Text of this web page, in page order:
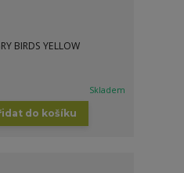
BIRDS YELLOW
Skladem
do košíku